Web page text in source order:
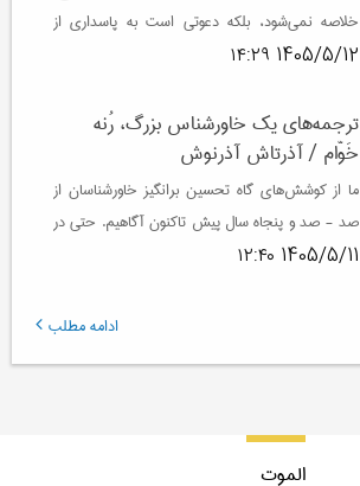
خلاصه نمی‌شود، بلکه دعوتی است به پاسداری از
همان اخلاقی است که امام سجاد(ع) در سخت‌‌ترین
1405/5/12 ۱۴:۲۹
ترجمه‌های یک خاورشناس بزرگ، رُنه
خَوّام / آذرتاش آذرنوش
ما از کوشش‌های گاه تحسین برانگیز خاورشناسان از
صد - صد و پنجاه سال پیش تاکنون آگاهیم. حتی در
دوران‌های کهن‌تر خدمات ایشان برای آیندۀ
1405/5/11 ۱۲:۴۰
ادامه مطلب
الموت